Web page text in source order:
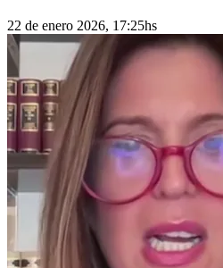
22 de enero 2026, 17:25hs